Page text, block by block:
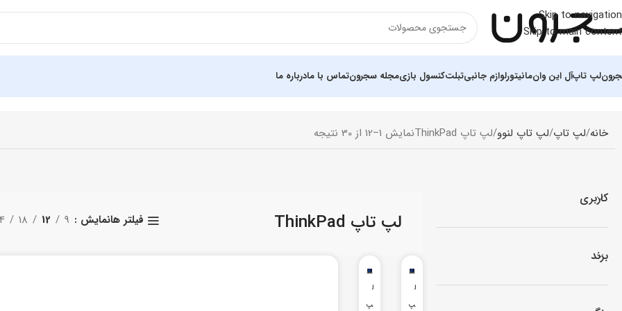
Skip to navigation
Skip to main content
لپ تاپآل این وانمانیتورلوازم جانبیتبلتکنسول بازیمجله سجرونتماس با مادرباره ما
خانه لپ تاپ لپ‌ تاپ لنوو لپ تاپ ThinkPad نمایش 1–12 از 30 نتیجه
کاربری
برند
لپ تاپ ThinkPad فیلتر هانمایش 9
12
18
ل
پ
ل
پ